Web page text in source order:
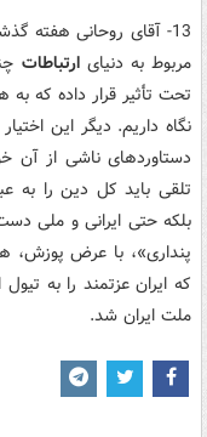
13- آقای روحانی هفته
مربوط به دنیایارتباطات
تحت تأثیر قرار داده که به
نگاه داریم. دیگر این
دستاوردهای ناشی از آن
تلقی باید کل دین را به
بلکه حتی ایرانی و ملی
پنداری»، با عرض
که ایران عزتمند را به
ملت ایران شد.